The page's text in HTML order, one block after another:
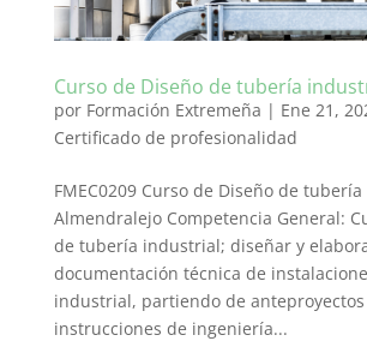
Curso de Diseño de tubería
por Formación Extremeña | Ene 21,
Certificado de profesionalidad
FMEC0209 Curso de Diseño de
Almendralejo Competencia General:
de tubería industrial; diseñar y
documentación técnica de
industrial, partiendo de anteproyectos
instrucciones de ingeniería...